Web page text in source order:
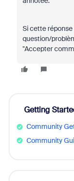
Si cette
question/
"Accepter
Getting
Community
Community